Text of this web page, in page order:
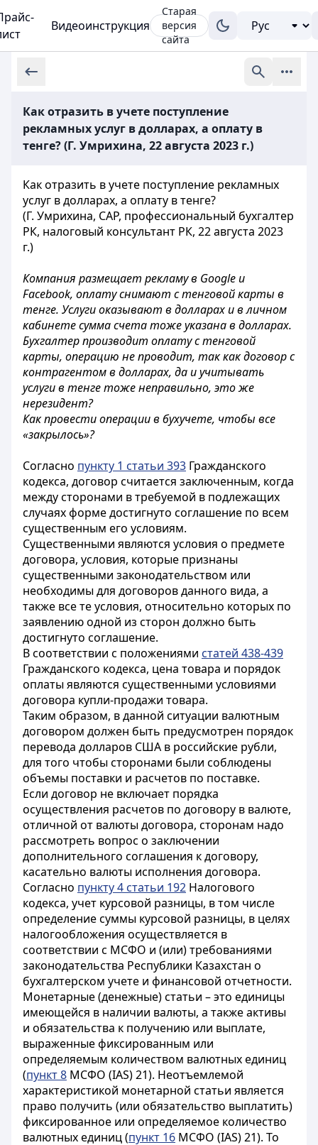
Видеоинструкция
Старая
версия
сайта
Как отразить в учете поступление
рекламных услуг в долларах, а оплату в
тенге? (Г. Умрихина, 22 августа 2023 г.)
Как отразить в учете поступление рекламных
услуг в долларах, а оплату в тенге?
(Г. Умрихина, САР, профессиональный бухгалтер
РК, налоговый консультант РК, 22 августа 2023
г.)
Компания размещает рекламу в Google и
Facebook, оплату снимают с тенговой карты в
тенге. Услуги оказывают в долларах и в личном
кабинете сумма счета тоже указана в долларах.
Бухгалтер производит оплату с тенговой
карты, операцию не проводит, так как договор с
контрагентом в долларах, да и учитывать
услуги в тенге тоже неправильно, это же
нерезидент?
Как провести операции в бухучете, чтобы все
«закрылось»?
Согласно пункту 1 статьи 393 Гражданского
кодекса, договор считается заключенным, когда
между сторонами в требуемой в подлежащих
случаях форме достигнуто соглашение по всем
существенным его условиям.
Существенными являются условия о предмете
договора, условия, которые признаны
существенными законодательством или
необходимы для договоров данного вида, а
также все те условия, относительно которых по
заявлению одной из сторон должно быть
достигнуто соглашение.
В соответствии с положениями статей 438-439
Гражданского кодекса, цена товара и порядок
оплаты являются существенными условиями
договора купли-продажи товара.
Таким образом, в данной ситуации валютным
договором должен быть предусмотрен порядок
перевода долларов США в российские рубли,
для того чтобы сторонами были соблюдены
объемы поставки и расчетов по поставке.
Если договор не включает порядка
осуществления расчетов по договору в валюте,
отличной от валюты договора, сторонам надо
рассмотреть вопрос о заключении
дополнительного соглашения к договору,
касательно валюты исполнения договора.
Согласно пункту 4 статьи 192 Налогового
кодекса, учет курсовой разницы, в том числе
определение суммы курсовой разницы, в целях
налогообложения осуществляется в
соответствии с МСФО и (или) требованиями
законодательства Республики Казахстан о
бухгалтерском учете и финансовой отчетности.
Монетарные (денежные) статьи – это единицы
имеющейся в наличии валюты, а также активы
и обязательства к получению или выплате,
выраженные фиксированным или
определяемым количеством валютных единиц
(пункт 8 МСФО (IAS) 21). Неотъемлемой
характеристикой монетарной статьи является
право получить (или обязательство выплатить)
фиксированное или определяемое количество
валютных единиц (пункт 16 МСФО (IAS) 21). То